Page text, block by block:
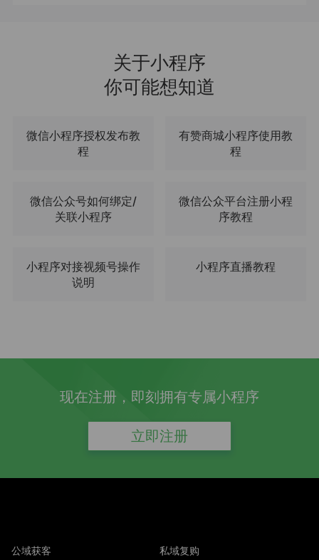
关于小程序
你可能想知道
微信小程序授权发布教
程
有赞商城小程序使用教
程
微信公众号如何绑定/
关联小程序
微信公众平台注册小程
序教程
小程序对接视频号操作
说明
小程序直播教程
现在注册，即刻拥有专属小程序
立即注册
公域获客 私域复购